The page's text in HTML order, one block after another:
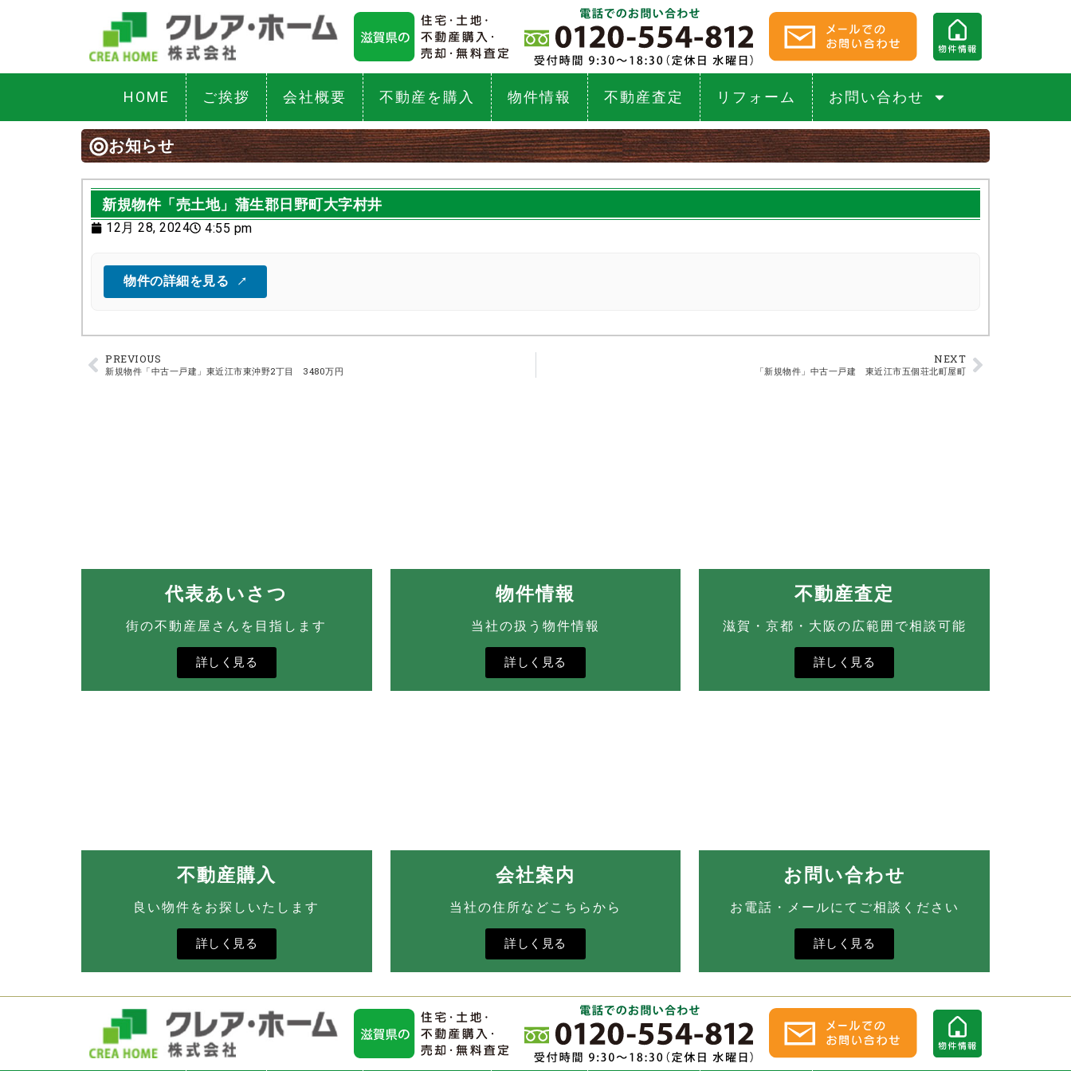
HOME ご挨拶 会社概要 不動産を購入 物件情報 不動産査定 リフォーム お問い合わせ
お知らせ
新規物件「売土地」蒲生郡日野町大字村井
12月 28, 2024 4:55 pm
物件の詳細を見る
PREVIOUS
新規物件「中古一戸建」東近江市東沖野2丁目 3480万円
NEXT
「新規物件」中古一戸建 東近江市五個荘北町屋町
代表あいさつ
街の不動産屋さんを目指します
詳しく見る
物件情報
当社の扱う物件情報
詳しく見る
不動産査定
滋賀・京都・大阪の広範囲で相談可能
詳しく見る
不動産購入
良い物件をお探しいたします
詳しく見る
会社案内
当社の住所などこちらから
詳しく見る
お問い合わせ
お電話・メールにてご相談ください
詳しく見る